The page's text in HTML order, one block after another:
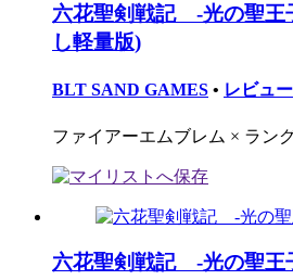
六花聖剣戦記 -光の聖
し軽量版)
BLT SAND GAMES • レビュー
ファイアーエムブレム × ラン
六花聖剣戦記 -光の聖王